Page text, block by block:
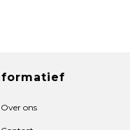
Over ons